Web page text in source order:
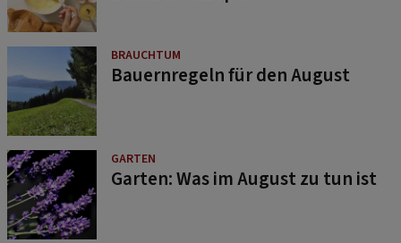
BRAUCHTUM
Bauernregeln für den August
GARTEN
Garten: Was im August zu tun ist